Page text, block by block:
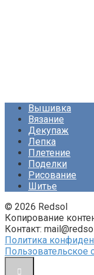
Вышивка
Вязание
Декупаж
Лепка
Плетение
Поделки
Рисование
Шитье
© 2026 Redsol
Копирование
Контакт:
Политика
Пользовательское